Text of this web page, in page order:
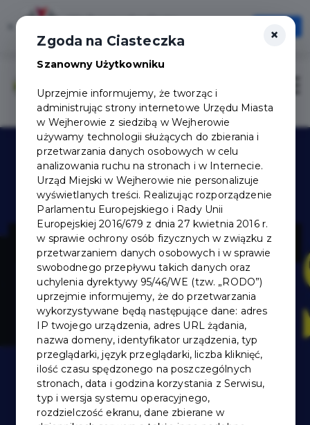
Jedna Karta, Wiele możliwości!
Otwórz
Rossi
×
Zgoda na Ciasteczka
Szanowny Użytkowniku
Uprzejmie informujemy, że tworząc i
administrując strony internetowe Urzędu Miasta
w Wejherowie z siedzibą w Wejherowie
używamy technologii służących do zbierania i
przetwarzania danych osobowych w celu
analizowania ruchu na stronach i w Internecie.
Urząd Miejski w Wejherowie nie personalizuje
wyświetlanych treści. Realizując rozporządzenie
Parlamentu Europejskiego i Rady Unii
Europejskiej 2016/679 z dnia 27 kwietnia 2016 r.
w sprawie ochrony osób fizycznych w związku z
przetwarzaniem danych osobowych i w sprawie
swobodnego przepływu takich danych oraz
uchylenia dyrektywy 95/46/WE (tzw. „RODO”)
uprzejmie informujemy, że do przetwarzania
wykorzystywane będą następujące dane: adres
IP twojego urządzenia, adres URL żądania,
nazwa domeny, identyfikator urządzenia, typ
przeglądarki, język przeglądarki, liczba kliknięć,
ilość czasu spędzonego na poszczególnych
stronach, data i godzina korzystania z Serwisu,
typ i wersja systemu operacyjnego,
rozdzielczość ekranu, dane zbierane w